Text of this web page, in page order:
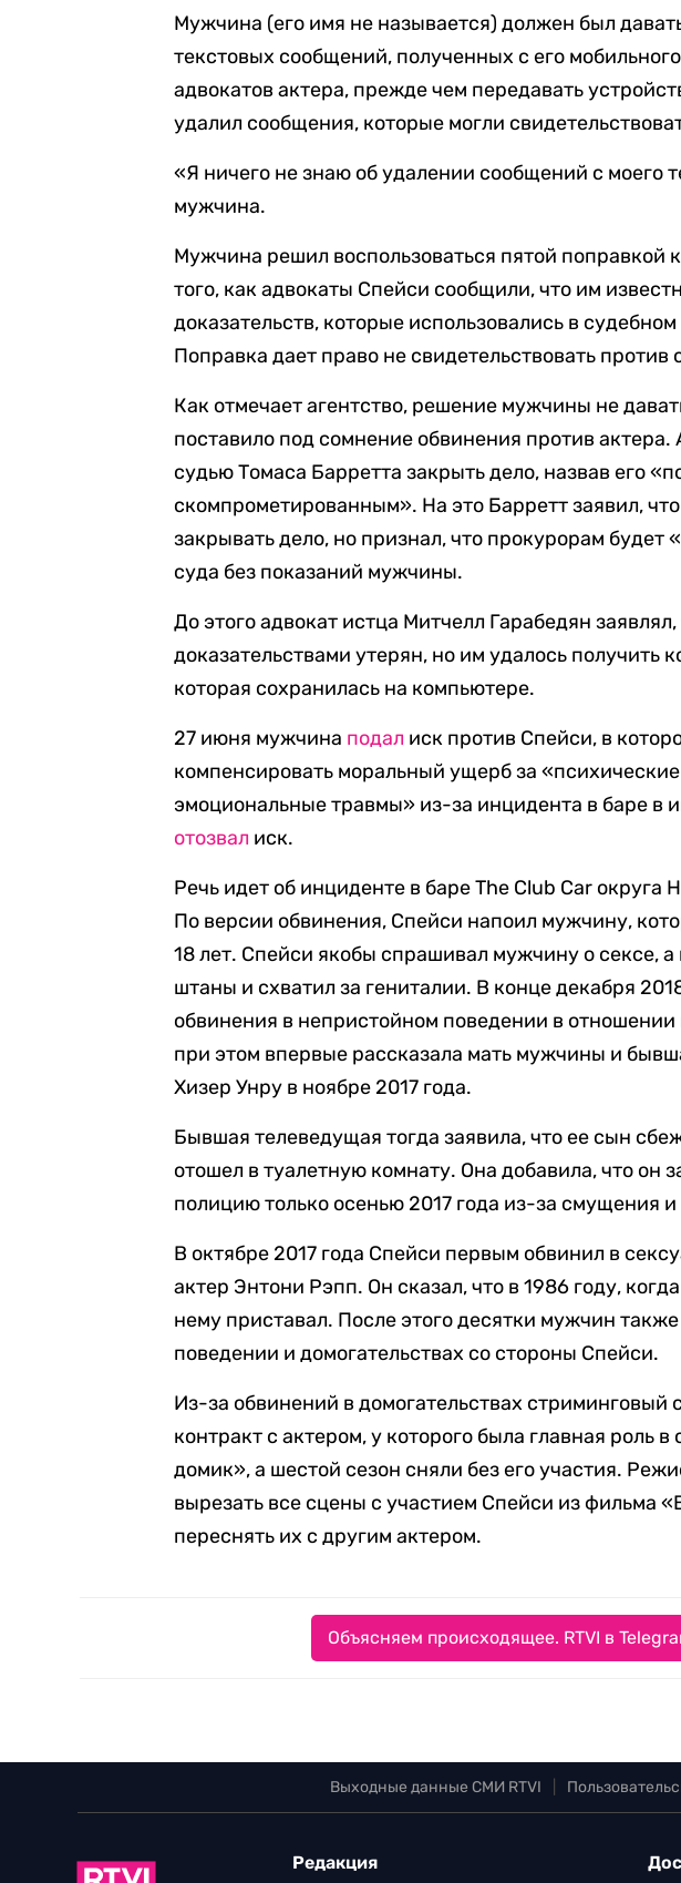
Мужчина (его имя не называется) должен был
текстовых сообщений, полученных с его
адвокатов актера, прежде чем передавать
удалил сообщения, которые могли
«Я ничего не знаю об удалении сообщений с моего
мужчина.
Мужчина решил воспользоваться пятой поправкой
того, как адвокаты Спейси сообщили, что им
доказательств, которые использовались в
Поправка дает право не свидетельствовать против
Как отмечает агентство, решение мужчины не
поставило под сомнение обвинения против
судью Томаса Барретта закрыть дело, назвав его
скомпрометированным». На это Барретт заявил,
закрывать дело, но признал, что прокурорам будет
суда без показаний мужчины.
До этого адвокат истца Митчелл Гарабедян
доказательствами утерян, но им удалось получить
которая сохранилась на компьютере.
27 июня мужчина подал иск против Спейси, в
компенсировать моральный ущерб за
эмоциональные травмы» из-за инцидента в баре в
отозвал иск.
Речь идет об инциденте в баре The Club Car округа
По версии обвинения, Спейси напоил мужчину,
18 лет. Спейси якобы спрашивал мужчину о сексе, а
штаны и схватил за гениталии. В конце декабря
обвинения в непристойном поведении в
при этом впервые рассказала мать мужчины и
Хизер Унру в ноябре 2017 года.
Бывшая телеведущая тогда заявила, что ее сын
отошел в туалетную комнату. Она добавила, что он
полицию только осенью 2017 года из-за смущения и
В октябре 2017 года Спейси первым обвинил в
актер Энтони Рэпп. Он сказал, что в 1986 году,
нему приставал. После этого десятки мужчин
поведении и домогательствах со стороны Спейси.
Из-за обвинений в домогательствах стриминговый
контракт с актером, у которого была главная роль
домик», а шестой сезон сняли без его участия.
вырезать все сцены с участием Спейси из фильма
переснять их с другим актером.
Объясняем происходящее. RTVI в
Выходные данные СМИ RTVI
Редакция